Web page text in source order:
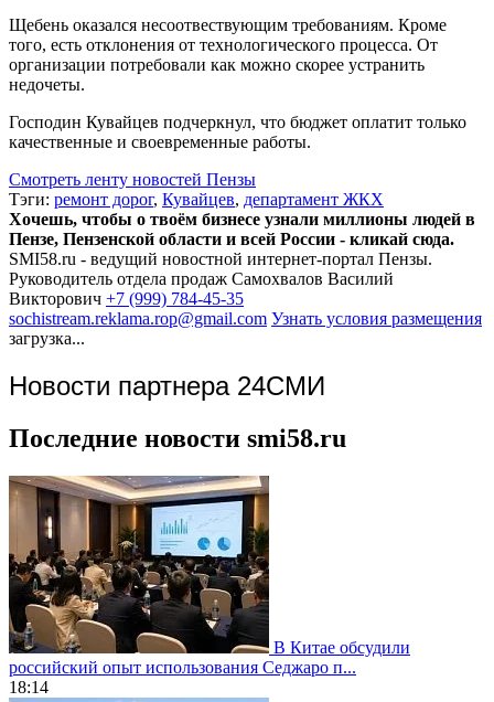
Щебень оказался несоотвествующим требованиям. Кроме
того, есть отклонения от технологического процесса. От
организации потребовали как можно скорее устранить
недочеты.
Господин Кувайцев подчеркнул, что бюджет оплатит только
качественные и своевременные работы.
Смотреть ленту новостей Пензы
Тэги: ремонт дорог, Кувайцев, департамент ЖКХ
Хочешь, чтобы о твоём бизнесе узнали миллионы людей в
Пензе, Пензенской области и всей России - кликай сюда.
SMI58.ru - ведущий новостной интернет-портал Пензы.
Руководитель отдела продаж Самохвалов Василий
Викторович +7 (999) 784-45-35
sochistream.reklama.rop@gmail.com Узнать условия размещения
загрузка...
Новости партнера 24СМИ
Последние новости smi58.ru
В Китае обсудили
российский опыт использования Седжаро п...
18:14